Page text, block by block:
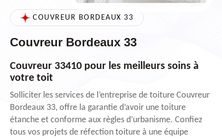
COUVREUR BORDEAUX 33
Couvreur Bordeaux 33
Couvreur 33410 pour les meilleurs soins à
votre toit
Solliciter les services de l’entreprise de toiture Couvreur
Bordeaux 33, offre la garantie d’avoir une toiture
étanche et conforme aux règles d’urbanisme. Confiez
tous vos projets de réfection toiture à une équipe